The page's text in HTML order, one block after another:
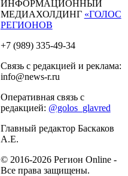
ИНФОРМАЦИОННЫЙ
МЕДИАХОЛДИНГ «ГОЛОС
РЕГИОНОВ
+7 (989) 335-49-34
Связь с редакцией и реклама:
info@news-r.ru
Оперативная связь с
редакцией: @golos_glavred
Главный редактор Баскаков
А.Е.
© 2016-2026 Регион Online -
Все права защищены.